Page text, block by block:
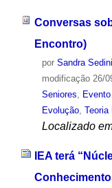
Conversas
Encontro)
por Sandra Sedini
modificação26/
Seniores,
Evolução, Teoria
Localizado
IEA terá